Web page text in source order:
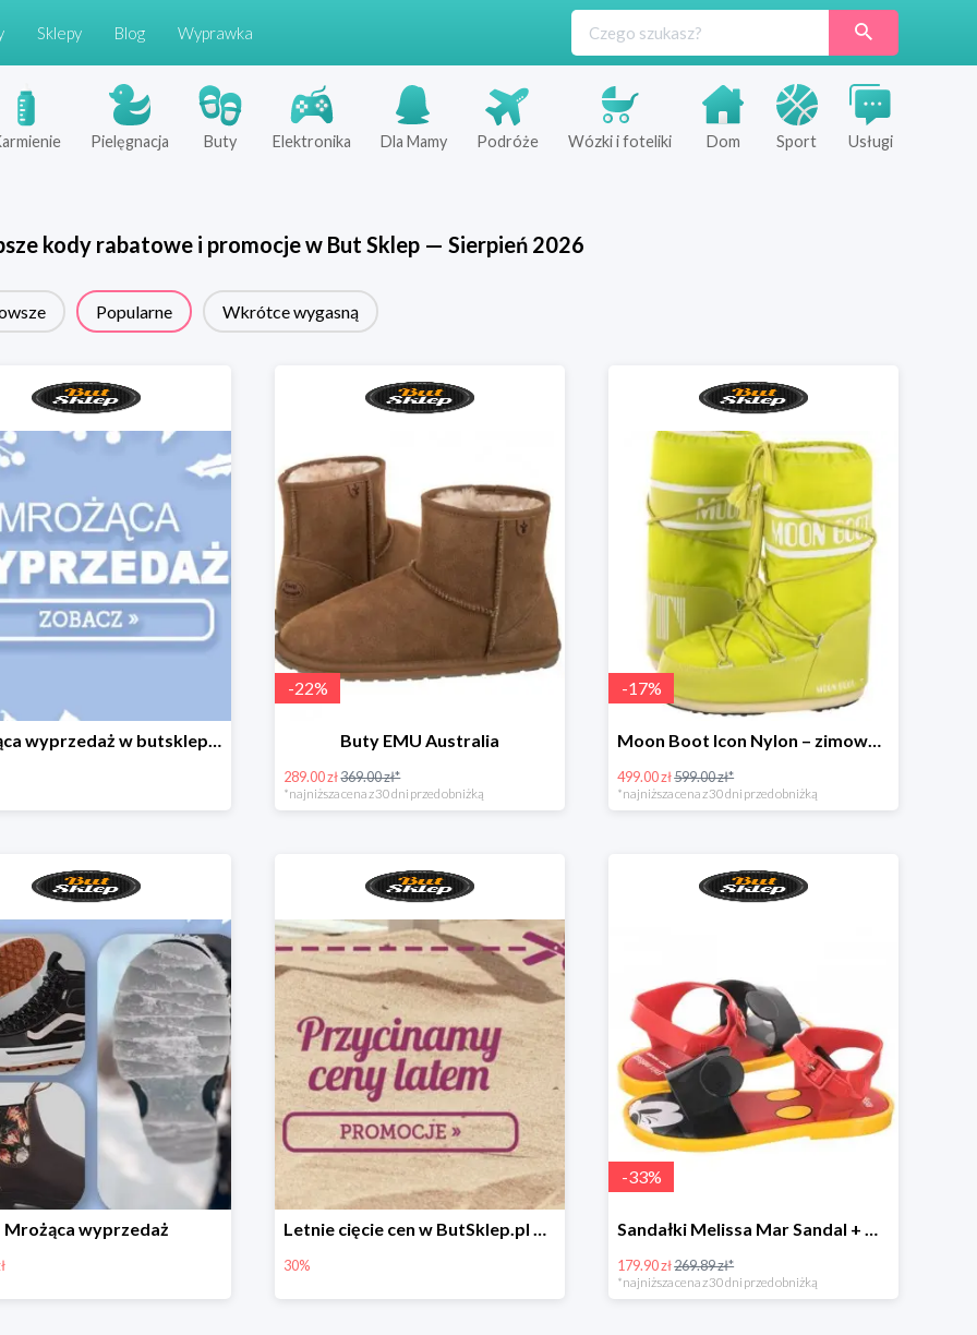
Sklepy Blog Wyprawka
Pielęgnacja Buty Elektronika Dla Mamy Podróże Wózki i foteliki Dom Sport Usługi
kody rabatowe i promocje w But Sklep— Sierpień 2026
Popularne Wkrótce wygasną
Mrożąca wyprzedaż w butsklep.pl
-22%
Buty EMU Australia
289.00 zł369.00 zł*
*najniższa cena z 30 dni przed obniżką
-17%
Moon Boot Icon Nylon – zimowe śniegowce dla dzieci
499.00 zł599.00 zł*
*najniższa cena z 30 dni przed obniżką
Mrożąca wyprzedaż Letnie cięcie cen w ButSklep.pl do -30%
30%
-33%
Sandałki Melissa Mar Sandal + Mickey pachnące gumą balonową!
179.90 zł269.89 zł*
*najniższa cena z 30 dni przed obniżką